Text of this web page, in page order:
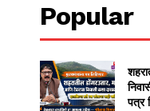
Popular
पत्र